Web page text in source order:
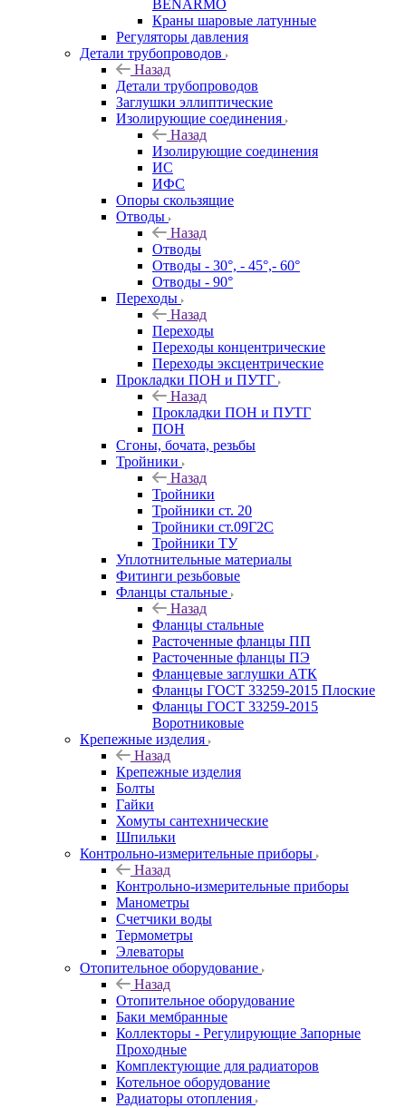
BENARMO
Краны шаровые латунные
Регуляторы давления
Детали трубопроводов
Назад
Детали трубопроводов
Заглушки эллиптические
Изолирующие соединения
Назад
Изолирующие соединения
ИС
ИФС
Опоры скользящие
Отводы
Назад
Отводы
Отводы - 30°, - 45°,- 60°
Отводы - 90°
Переходы
Назад
Переходы
Переходы концентрические
Переходы эксцентрические
Прокладки ПОН и ПУТГ
Назад
Прокладки ПОН и ПУТГ
ПОН
Сгоны, бочата, резьбы
Тройники
Назад
Тройники
Тройники ст. 20
Тройники ст.09Г2С
Тройники ТУ
Уплотнительные материалы
Фитинги резьбовые
Фланцы стальные
Назад
Фланцы стальные
Расточенные фланцы ПП
Расточенные фланцы ПЭ
Фланцевые заглушки АТК
Фланцы ГОСТ 33259-2015 Плоские
Фланцы ГОСТ 33259-2015
Воротниковые
Крепежные изделия
Назад
Крепежные изделия
Болты
Гайки
Хомуты сантехнические
Шпильки
Контрольно-измерительные приборы
Назад
Контрольно-измерительные приборы
Манометры
Счетчики воды
Термометры
Элеваторы
Отопительное оборудование
Назад
Отопительное оборудование
Баки мембранные
Коллекторы - Регулирующие Запорные
Проходные
Комплектующие для радиаторов
Котельное оборудование
Радиаторы отопления